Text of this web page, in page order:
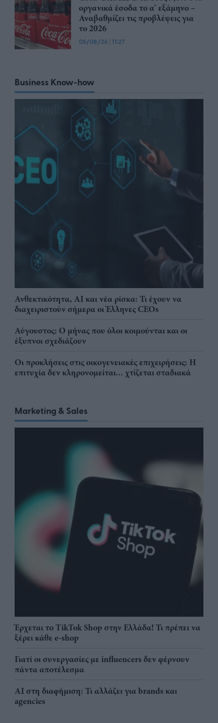
οργανικά έσοδα το α' εξάμηνο –
Αναβαθμίζει τις προβλέψεις για
το 2026
05/08/26 | 11:27
Business Know-how
Ανθεκτικότητα, AI και νέα ρίσκα: Τι έχουν να
διαχειριστούν σήμερα οι Έλληνες CEOs
Αύγουστος: Ο μήνας που όλοι κοιμούνται και οι
έξυπνοι σχεδιάζουν
Οι προκλήσεις στις οικογενειακές επιχειρήσεις: Η
επιτυχία δεν κληρονομείται... χτίζεται σταδιακά
Marketing & Sales
Έρχεται το TikTok Shop στην Ελλάδα! Τι πρέπει να
ξέρει κάθε e-shop
Γιατί οι συνεργασίες με influencers δεν φέρνουν
πάντα αποτέλεσμα
AI στη διαφήμιση: Τι αλλάζει για brands και
agencies